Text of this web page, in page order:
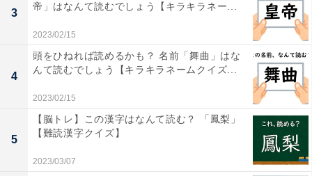
3
帝」はなんて読むでしょう【キラキラネー...
2023/02/15
4
頭をひねれば読めるかも？ 名前「舞曲」はな
んて読むでしょう【キラキラネームクイズ...
2023/02/15
5
【脳トレ】この漢字はなんて読む？ 「鳳梨」
【難読漢字クイズ】
2023/03/07